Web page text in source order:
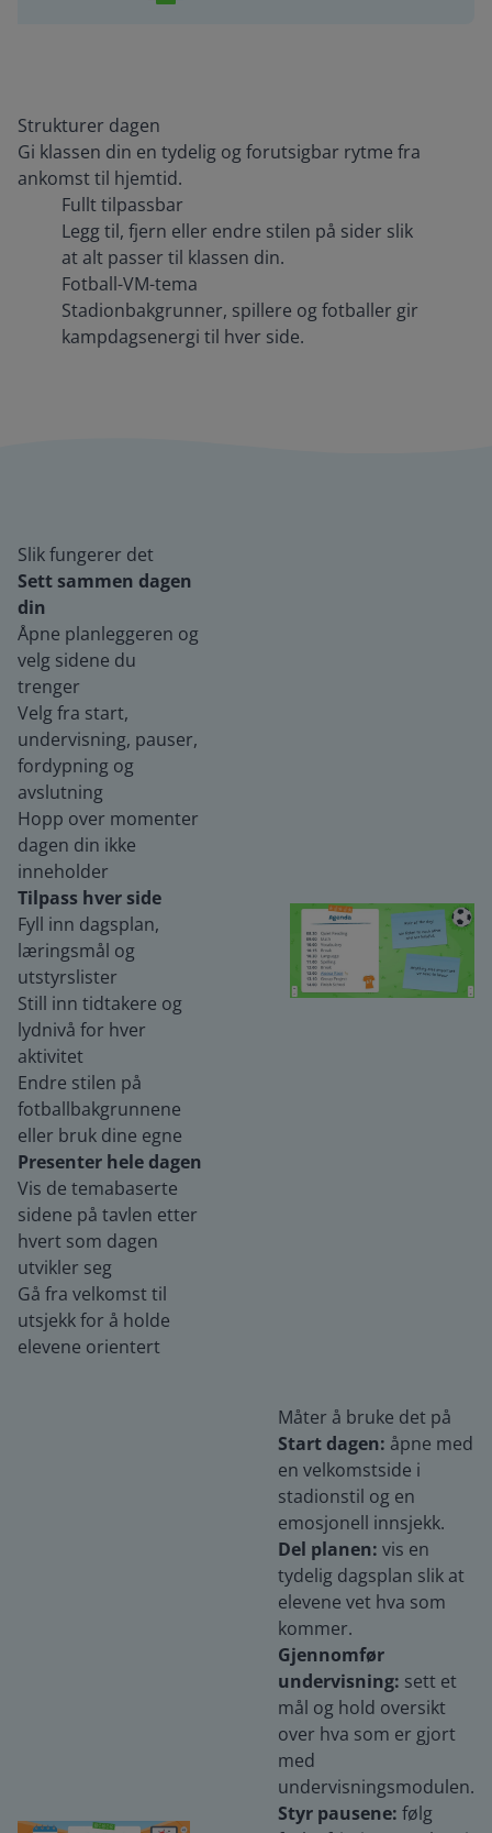
Strukturer dagen
Gi klassen din en tydelig og forutsigbar rytme fra
ankomst til hjemtid.
Fullt tilpassbar
Legg til, fjern eller endre stilen på sider slik
at alt passer til klassen din.
Fotball-VM-tema
Stadionbakgrunner, spillere og fotballer gir
kampdagsenergi til hver side.
Slik fungerer det
Sett sammen dagen
din
Åpne planleggeren og
velg sidene du
trenger
Velg fra start,
undervisning, pauser,
fordypning og
avslutning
Hopp over momenter
dagen din ikke
inneholder
Tilpass hver side
Fyll inn dagsplan,
læringsmål og
utstyrslister
Still inn tidtakere og
lydnivå for hver
aktivitet
Endre stilen på
fotballbakgrunnene
eller bruk dine egne
Presenter hele dagen
Vis de temabaserte
sidene på tavlen etter
hvert som dagen
utvikler seg
Gå fra velkomst til
utsjekk for å holde
elevene orientert
Måter å bruke det på
Start dagen: åpne med
en velkomstside i
stadionstil og en
emosjonell innsjekk.
Del planen: vis en
tydelig dagsplan slik at
elevene vet hva som
kommer.
Gjennomfør
undervisning: sett et
mål og hold oversikt
over hva som er gjort
med
undervisningsmodulen.
Styr pausene: følg